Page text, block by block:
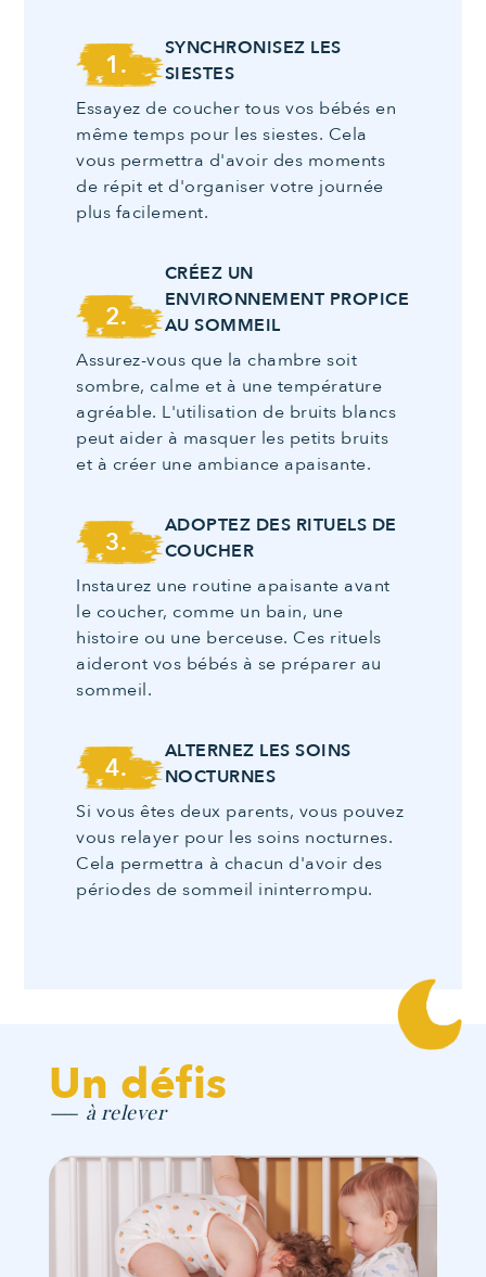
1.
SYNCHRONISEZ LES
SIESTES
Essayez de coucher tous vos bébés en
même temps pour les siestes. Cela
vous permettra d'avoir des moments
de répit et d'organiser votre journée
plus facilement.
2.
CRÉEZ UN
ENVIRONNEMENT PROPICE
AU SOMMEIL
Assurez-vous que la chambre soit
sombre, calme et à une température
agréable. L'utilisation de bruits blancs
peut aider à masquer les petits bruits
et à créer une ambiance apaisante.
3.
ADOPTEZ DES RITUELS DE
COUCHER
Instaurez une routine apaisante avant
le coucher, comme un bain, une
histoire ou une berceuse. Ces rituels
aideront vos bébés à se préparer au
sommeil.
4.
ALTERNEZ LES SOINS
NOCTURNES
Si vous êtes deux parents, vous pouvez
vous relayer pour les soins nocturnes.
Cela permettra à chacun d'avoir des
périodes de sommeil ininterrompu.
Un défis
à relever